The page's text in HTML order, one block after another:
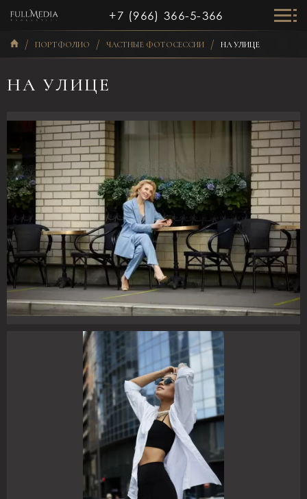
+7 (966) 366-5-366
ПОРТФОЛИО ЧАСТНЫЕ ФОТОСЕССИИ НА УЛИЦЕ
НА УЛИЦЕ